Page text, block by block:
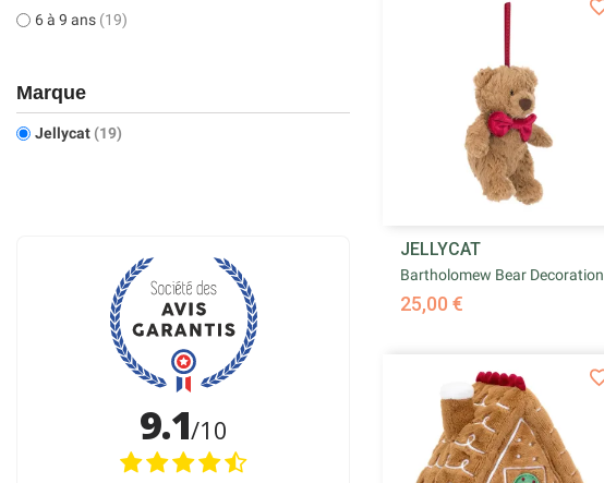
6 à 9 ans (19)
Marque
Jellycat (19)
Aperçu rapide
JELLYCAT
Bartholomew Bear Decoration
25,00 €